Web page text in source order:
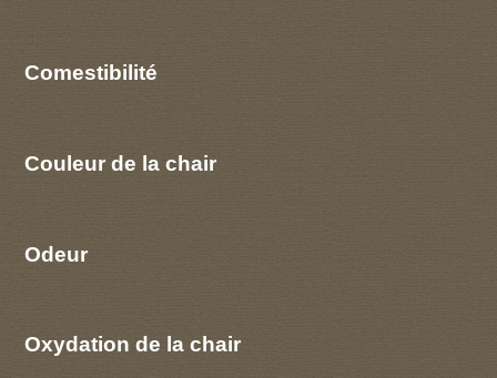
Comestibilité
Couleur de la chair
Odeur
Oxydation de la chair